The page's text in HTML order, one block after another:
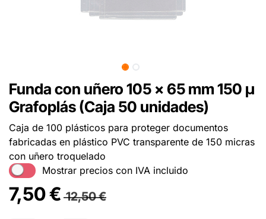
Funda con uñero 105 x 65 mm 150 µ
Grafoplás (Caja 50 unidades)
Caja de 100 plásticos para proteger documentos
fabricadas en plástico PVC transparente de 150 micras
con uñero troquelado
Mostrar precios con IVA incluido
7,50€ 12,50€